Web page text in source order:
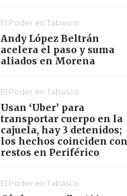
El Poder en Tabasco
Andy López Beltrán
acelera el paso y suma
aliados en Morena
El Poder en Tabasco
Usan ‘Uber’ para
transportar cuerpo en la
cajuela, hay 3 detenidos;
los hechos coinciden con
restos en Periférico
El Poder en Tabasco